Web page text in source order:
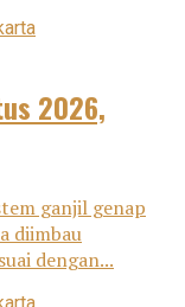
2026,
ganjil genap
diimbau
dengan...